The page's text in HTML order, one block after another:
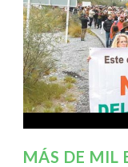
MÁS DE MIL